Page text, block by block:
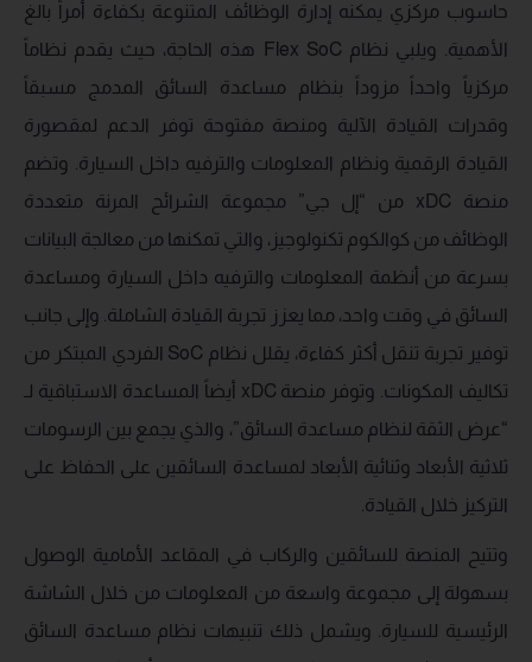
حاسوب مركزي يمكنه إدارة الوظائف المتنوعة بكفاءة أمراً بالغ
الأهمية. ويلبي نظام Flex SoC هذه الحاجة، حيث يقدم نظاماً
مركزياً واحداً مزوداً بنظام مساعدة السائق المدمج مسبقاً
وقدرات القيادة الآلية ومنصة مفتوحة توفر الدعم لمقصورة
القيادة الرقمية ونظام المعلومات والترفيه داخل السيارة. وتضم
منصة xDC من “إل جي” مجموعة الشرائح المرنة متعددة
الوظائف من كوالكوم تكنولوجيز، والتي تمكنها من معالجة البيانات
بسرعة من أنظمة المعلومات والترفيه داخل السيارة ومساعدة
السائق في وقت واحد، مما يعزز تجربة القيادة الشاملة. وإلى جانب
توفير تجربة تنقل أكثر كفاءة، يقلل نظام SoC الفردي المبتكر من
تكاليف المكونات. وتوفر منصة xDC أيضاً المساعدة الاستباقية لـ
“عرض الثقة لنظام مساعدة السائق”، والذي يجمع بين الرسومات
ثلاثية الأبعاد وثنائية الأبعاد لمساعدة السائقين على الحفاظ على
التركيز خلال القيادة.
وتتيح المنصة للسائقين والركاب في المقاعد الأمامية الوصول
بسهولة إلى مجموعة واسعة من المعلومات من خلال الشاشة
الرئيسية للسيارة. ويشمل ذلك تنبيهات نظام مساعدة السائق